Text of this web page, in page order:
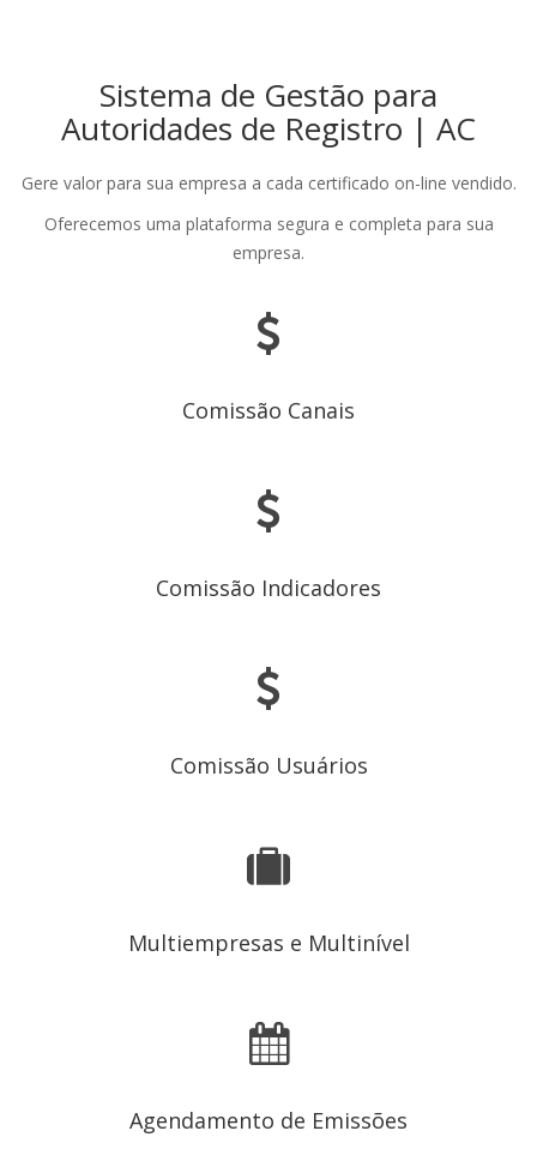
Sistema de Gestão para
Autoridades de Registro | AC
Gere valor para sua empresa a cada certificado on-line vendido.
Oferecemos uma plataforma segura e completa para sua
empresa.
Comissão Canais
Comissão Indicadores
Comissão Usuários
Multiempresas e Multinível
Agendamento de Emissões